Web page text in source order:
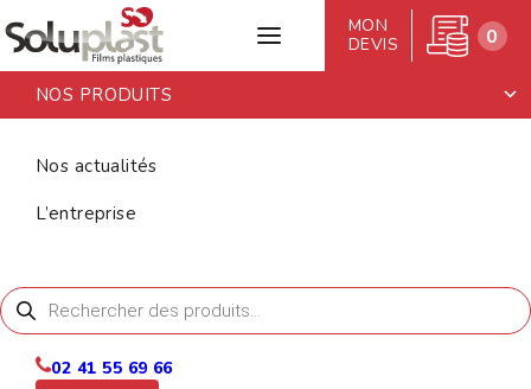
NOS PRODUITS
Nos actualités
L’entreprise
MON
DEVIS
0
Recherche
de
produits
02 41 55 69 66
plastique pour emballage ?
26 mai 2026